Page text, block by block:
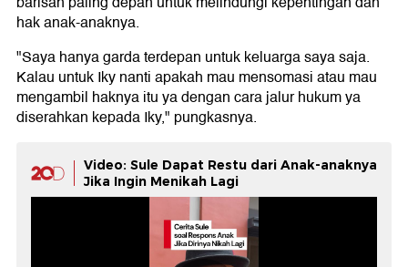
hak anak-anaknya.
"Saya hanya garda terdepan untuk keluarga saya saja.
Kalau untuk Iky nanti apakah mau mensomasi atau mau
mengambil haknya itu ya dengan cara jalur hukum ya
diserahkan kepada Iky," pungkasnya.
Video: Sule Dapat Restu dari Anak-anaknya
Jika Ingin Menikah Lagi